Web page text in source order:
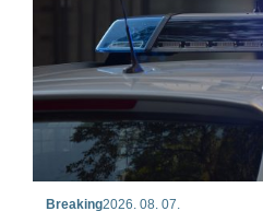
Breaking2026. 08. 07.